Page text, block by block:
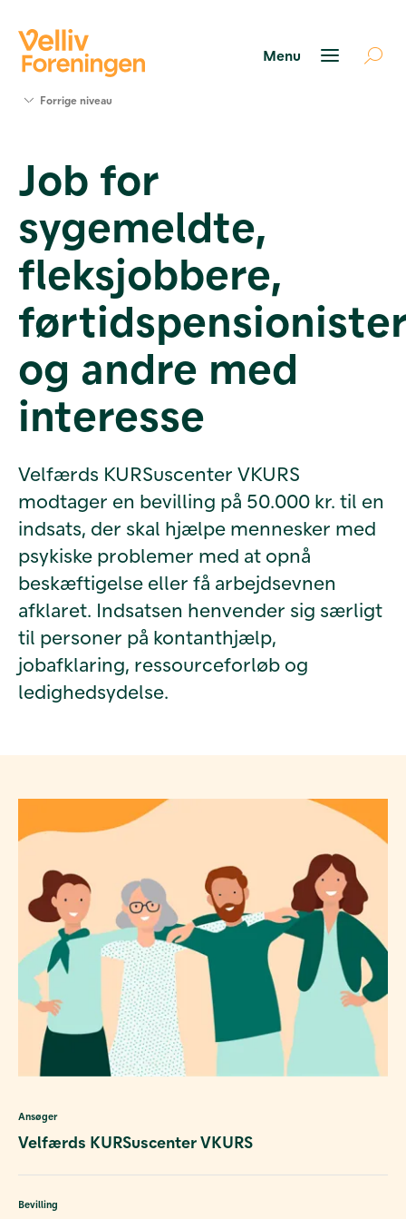
Værktøjer
og viden
Foreningen
Kontakt
os
Forrige niveau
Job for
sygemeldte,
fleksjobbere,
og andre med
interesse
Velfærds KURSuscenter VKURS
modtager en bevilling på 50.000 kr. til en
indsats, der skal hjælpe mennesker med
psykiske problemer med at opnå
beskæftigelse eller få arbejdsevnen
afklaret. Indsatsen henvender sig særligt
til personer på kontanthjælp,
jobafklaring, ressourceforløb og
ledighedsydelse.
Ansøger
Velfærds KURSuscenter VKURS
Bevilling